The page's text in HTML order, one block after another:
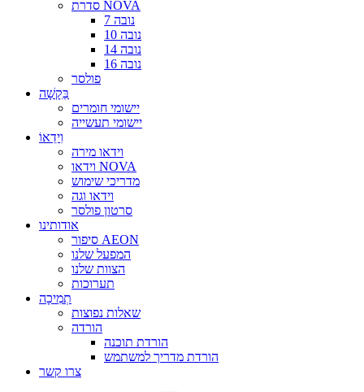
סדרת NOVA
נובה 7
נובה 10
נובה 14
נובה 16
פולסר
בַּקָשָׁה
יישומי חומרים
יישומי תעשייה
וִידֵאוֹ
וידאו מירה
וידאו NOVA
מדריכי שימוש
וידאו וגה
סרטון פולסר
אודותינו
סיפור AEON
המפעל שלנו
הצוות שלנו
תערוכות
תְמִיכָה
שאלות נפוצות
הורדה
הורדת תוכנה
הורדת מדריך למשתמש
צרו קשר